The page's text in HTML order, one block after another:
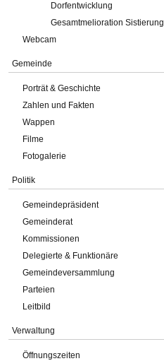
Dorfentwicklung
Gesamtmelioration Sistierung
Webcam
Gemeinde
Porträt & Geschichte
Zahlen und Fakten
Wappen
Filme
Fotogalerie
Politik
Gemeindepräsident
Gemeinderat
Kommissionen
Delegierte & Funktionäre
Gemeindeversammlung
Parteien
Leitbild
Verwaltung
Öffnungszeiten